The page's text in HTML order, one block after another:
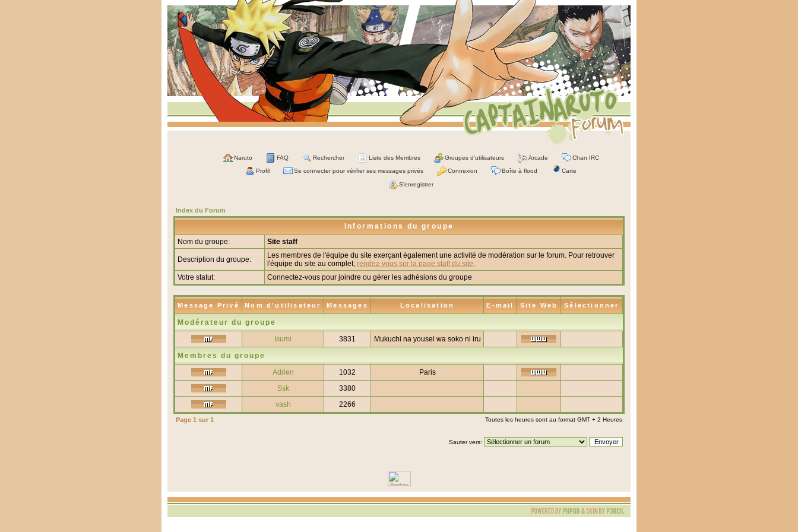
Naruto FAQ Rechercher Liste des Membres Groupes d'utilisateurs Arcade Chan IRC
Profil Se connecter pour vérifier ses messages privés Connexion Boîte à flood Carte
S'enregistrer
Index du Forum
Informations du groupe
Nom du groupe:
Site staff
Description du groupe:
Les membres de l'équipe du site exerçant également une activité de modération sur le forum. Pour retrouver
l'équipe du site au complet, rendez-vous sur la page staff du site.
Votre statut:
Connectez-vous pour joindre ou gérer les adhésions du groupe
Message Privé Nom d'utilisateur Messages Localisation E-mail Site Web Sélectionner
Modérateur du groupe
Isumi
3831
Mukuchi na yousei wa soko ni iru
Membres du groupe
Adrien
1032
Paris
Ssk
3380
vash
2266
Page 1 sur 1 Toutes les heures sont au format GMT + 2 Heures
Sauter vers: